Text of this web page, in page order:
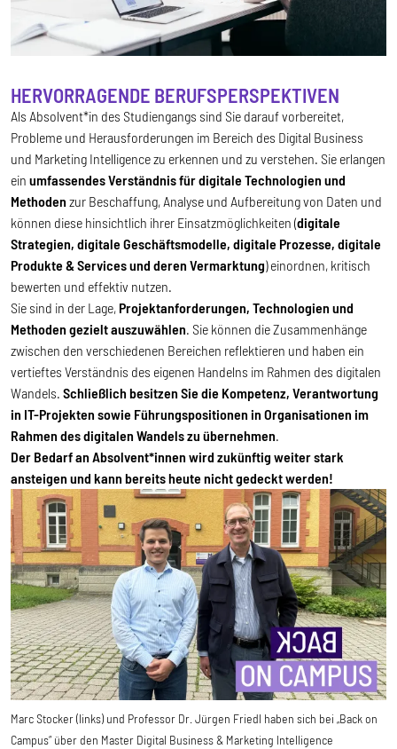
HERVORRAGENDE BERUFSPERSPEKTIVEN
Als Absolvent*in des Studiengangs sind Sie darauf vorbereitet,
Probleme und Herausforderungen im Bereich des Digital Business
und Marketing Intelligence zu erkennen und zu verstehen. Sie erlangen
ein umfassendes Verständnis für digitale Technologien und
Methoden zur Beschaffung, Analyse und Aufbereitung von Daten und
können diese hinsichtlich ihrer Einsatzmöglichkeiten (digitale
Strategien, digitale Geschäftsmodelle, digitale Prozesse, digitale
Produkte & Services und deren Vermarktung) einordnen, kritisch
bewerten und effektiv nutzen.
Sie sind in der Lage, Projektanforderungen, Technologien und
Methoden gezielt auszuwählen . Sie können die Zusammenhänge
zwischen den verschiedenen Bereichen reflektieren und haben ein
vertieftes Verständnis des eigenen Handelns im Rahmen des digitalen
Wandels. Schließlich besitzen Sie die Kompetenz, Verantwortung
in IT-Projekten sowie Führungspositionen in Organisationen im
Rahmen des digitalen Wandels zu übernehmen
Der Bedarf an Absolvent*innen wird zukünftig weiter stark
ansteigen und kann bereits heute nicht gedeckt werden!
Marc Stocker (links) und Professor Dr. Jürgen Friedl haben sich bei „Back on
Campus“ über den Master Digital Business & Marketing Intelligence